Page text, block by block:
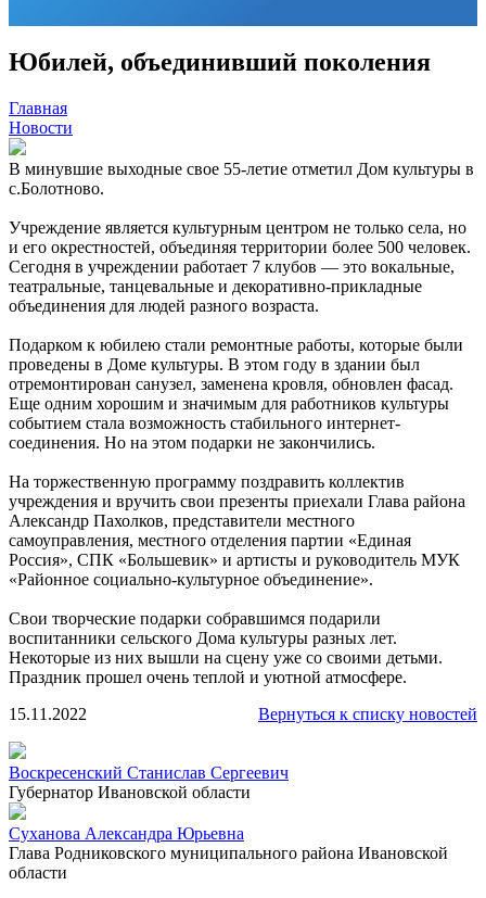
Юбилей, объединивший поколения
Главная
Новости
В минувшие выходные свое 55-летие отметил Дом культуры в
с.Болотново.
Учреждение является культурным центром не только села, но
и его окрестностей, объединяя территории более 500 человек.
Сегодня в учреждении работает 7 клубов — это вокальные,
театральные, танцевальные и декоративно-прикладные
объединения для людей разного возраста.
Подарком к юбилею стали ремонтные работы, которые были
проведены в Доме культуры. В этом году в здании был
отремонтирован санузел, заменена кровля, обновлен фасад.
Еще одним хорошим и значимым для работников культуры
событием стала возможность стабильного интернет-
соединения. Но на этом подарки не закончились.
На торжественную программу поздравить коллектив
учреждения и вручить свои презенты приехали Глава района
Александр Пахолков, представители местного
самоуправления, местного отделения партии «Единая
Россия», СПК «Большевик» и артисты и руководитель МУК
«Районное социально-культурное объединение».
Свои творческие подарки собравшимся подарили
воспитанники сельского Дома культуры разных лет.
Некоторые из них вышли на сцену уже со своими детьми.
Праздник прошел очень теплой и уютной атмосфере.
15.11.2022
Вернуться к списку новостей
Воскресенский Станислав Сергеевич
Губернатор Ивановской области
Суханова Александра Юрьевна
Глава Родниковского муниципального района Ивановской
области